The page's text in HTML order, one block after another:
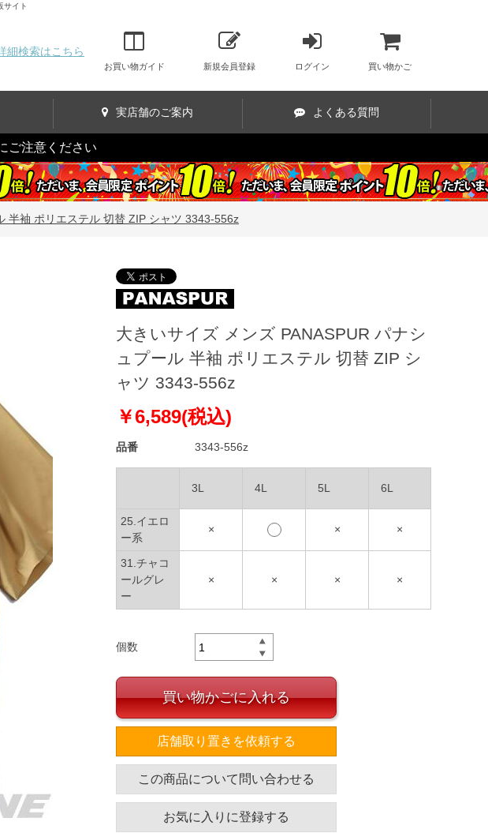
サイト
細検索はこちら
お買い物ガイド 新規会員登録 ログイン 買い物かご
実店舗のご案内 よくある質問
ご注意ください
半袖 ポリエステル 切替 ZIP シャツ 3343-556z
大きいサイズ メンズ PANASPUR パナシ
ュプール 半袖 ポリエステル 切替 ZIP シ
ャツ 3343-556z
￥6,589(税込)
品番 3343-556z
3L 4L 5L 6L
25.イエロ
ー系
× × ×
31.チャコ
ールグレ
ー
× × × ×
個数
買い物かごに入れる
店舗取り置きを依頼する
この商品について問い合わせる
お気に入りに登録する